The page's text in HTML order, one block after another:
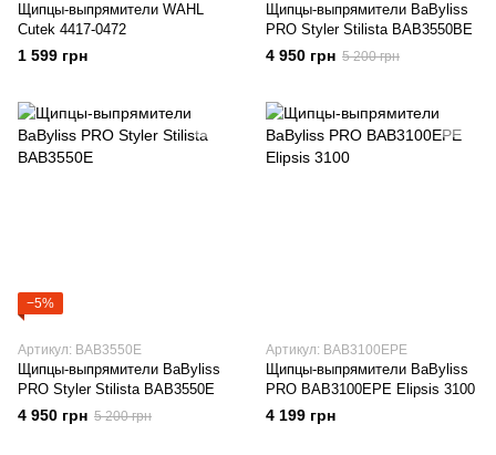
Щипцы-выпрямители WAHL
Cutek 4417-0472
1 599 грн
Щипцы-выпрямители BaByliss
PRO Styler Stilista BAB3550BE
4 950 грн 5 200 грн
−5%
Артикул: BAB3550E
Щипцы-выпрямители BaByliss
PRO Styler Stilista BAB3550E
4 950 грн 5 200 грн
Артикул: BAB3100EPE
Щипцы-выпрямители BaByliss
PRO BAB3100EPE Elipsis 3100
4 199 грн